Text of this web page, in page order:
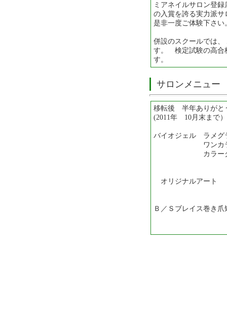
ミアネイルサロン登
の入賞を誇る実力派
是非一度ご体験下さい
併設のスクールでは
す。 検定試験の高合
す。
サロンメニュー
移転後 半年ありがと
(2011年 10月末まで
バイオジェル ラメグ
ワンカラ
カラーグラ
オリジナルア
Ｂ／Ｓブレイス巻